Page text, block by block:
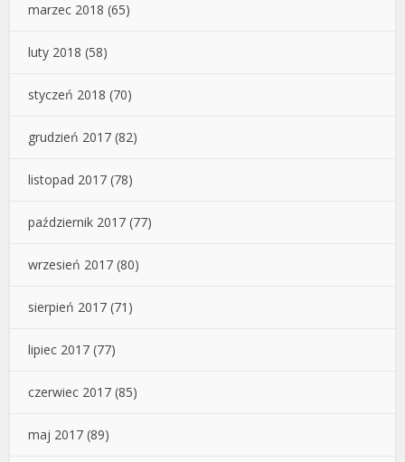
marzec 2018 (65)
luty 2018 (58)
styczeń 2018 (70)
grudzień 2017 (82)
listopad 2017 (78)
październik 2017 (77)
wrzesień 2017 (80)
sierpień 2017 (71)
lipiec 2017 (77)
czerwiec 2017 (85)
maj 2017 (89)